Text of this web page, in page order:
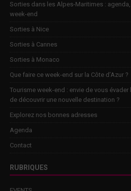
Sorties dans les Alpes-Maritimes :
week-end
Sorties à Nice
Sorties à Cannes
Sorties à Monaco
Que faire ce week-end sur la Côte d’Azur ?
Tourisme week-end : envie de vous évader
de découvrir une nouvelle destination ?
Explorez nos bonnes adresses
Agenda
Contact
RUBRIQUES